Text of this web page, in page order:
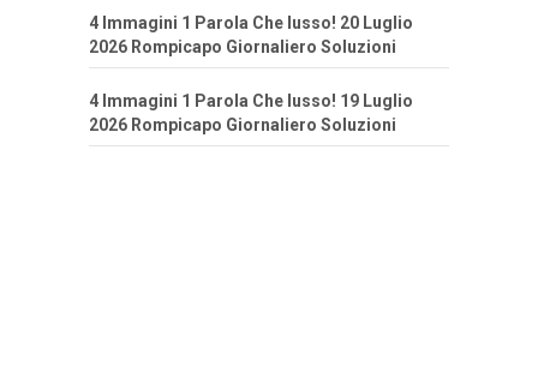
4 Immagini 1 Parola Che lusso! 20 Luglio
2026 Rompicapo Giornaliero Soluzioni
4 Immagini 1 Parola Che lusso! 19 Luglio
2026 Rompicapo Giornaliero Soluzioni